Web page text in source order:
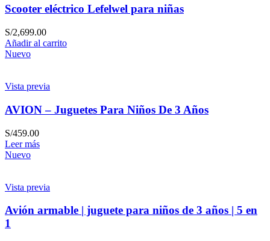
Scooter eléctrico Lefelwel para niñas
S/2,699.00
Añadir al carrito
Nuevo
Vista previa
AVION – Juguetes Para Niños De 3 Años
S/459.00
Leer más
Nuevo
Vista previa
Avión armable | juguete para niños de 3 años | 5 en
1